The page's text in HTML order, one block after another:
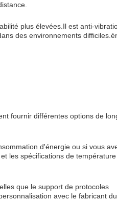
plus élevées.Il est anti-
des environnements
fournir différentes options de
d'énergie ou si vous
les spécifications de
que le support de protocoles
avec le fabricant